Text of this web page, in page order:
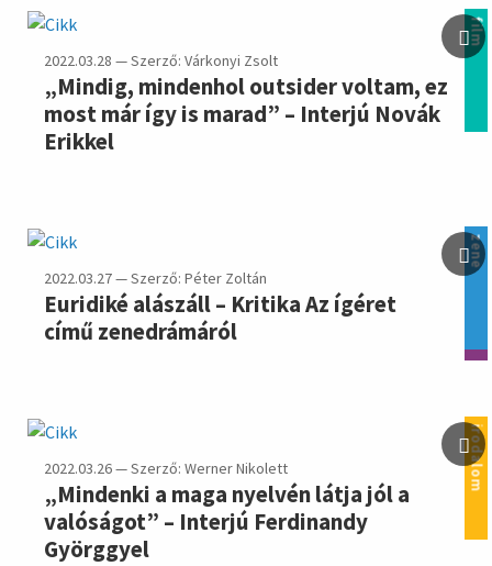
film
2022.03.28 — Szerző: Várkonyi Zsolt
„Mindig, mindenhol outsider voltam, ez
most már így is marad” – Interjú Novák
Erikkel
zene
2022.03.27 — Szerző: Péter Zoltán
Euridiké alászáll – Kritika Az ígéret
című zenedrámáról
irodalom
2022.03.26 — Szerző: Werner Nikolett
„Mindenki a maga nyelvén látja jól a
valóságot” – Interjú Ferdinandy
Györggyel